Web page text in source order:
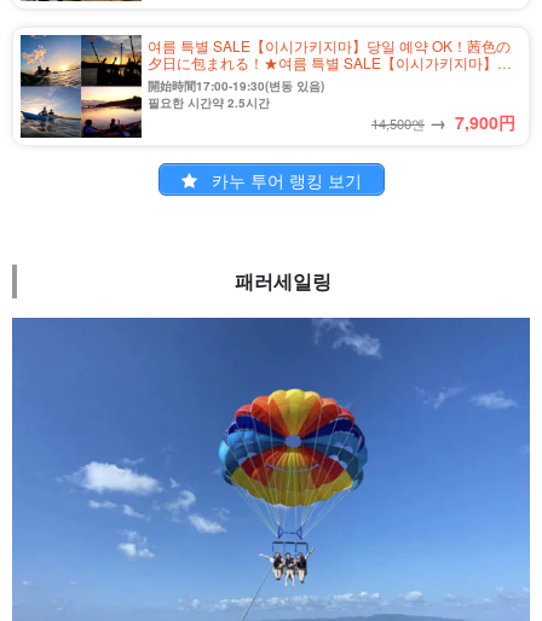
여름 특별 SALE【이시가키지마】당일 예약 OK！茜色の
夕日に包まれる！★여름 특별 SALE【이시가키지마】당
일 예약 OK! 황혼의 선셋 카누 투어 (No.333)
開始時間17:00-19:30(변동 있음)
필요한 시간약 2.5시간
14,500엔 → 7,900円
카누 투어 랭킹 보기
패러세일링